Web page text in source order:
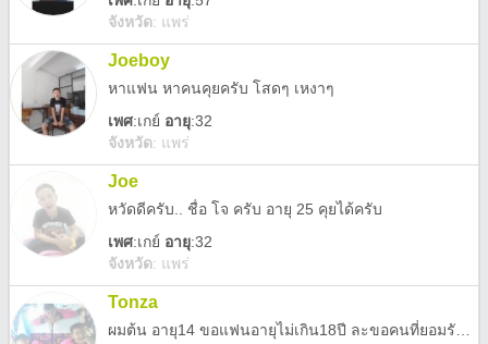
จังหวัด: แพร่
Joeboy
หาแฟน หาคนคุยครับ โสดๆ เหงาๆ
เพศ:เกย์ อายุ:32
จังหวัด: แพร่
Joe
หวัดดีครับ.. ชื่อ โจ ครับ อายุ 25 คุยได้ครับ
เพศ:เกย์ อายุ:32
จังหวัด: แพร่
Tonza